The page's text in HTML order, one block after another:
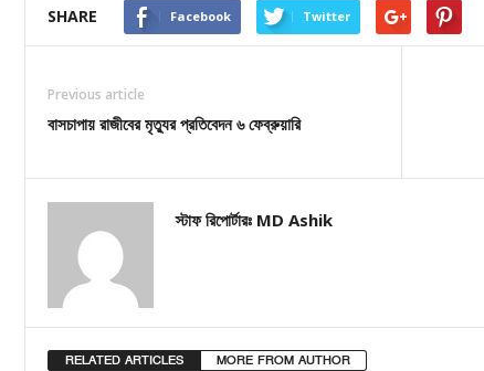
SHARE Facebook Twitter
Previous article
বাসচাপায় রাজীবের মৃত্যুর প্রতিবেদন ৬ ফেব্রুয়ারি
স্টাফ রিপোর্টারঃ MD Ashik
RELATED ARTICLES MORE FROM AUTHOR